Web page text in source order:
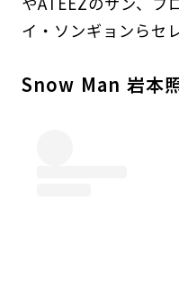
イ・ソンギョンらセ
Snow Man 岩本